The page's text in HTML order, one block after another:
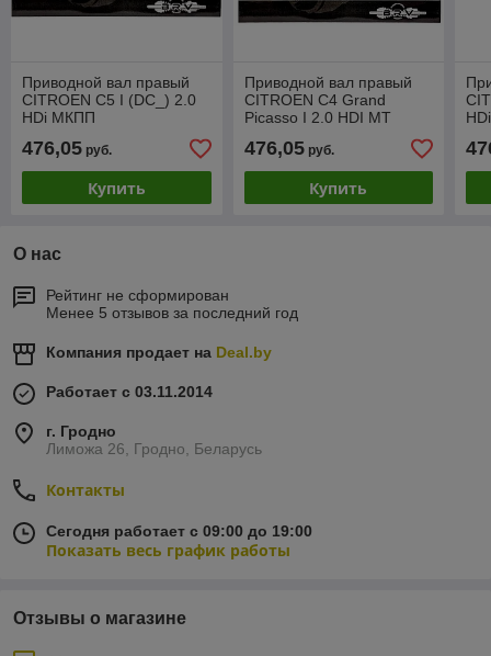
Приводной вал правый
CITROEN C5 I (DC_) 2.0
HDi МКПП
476,05 руб.
Купить
Приводной вал правый
CITROEN C4 Grand
Picasso I 2.0 HDI MT
476,05руб.
Купить
О нас
Рейтинг не сформирован
Менее 5 отзывов за последний год
Компания продает на Deal.by
Работает с 03.11.2014
г. Гродно
Лиможа 26, Гродно, Беларусь
Контакты
Сегодня работает с 09:00 до 19:00
Показать весь график работы
Отзывы о магазине